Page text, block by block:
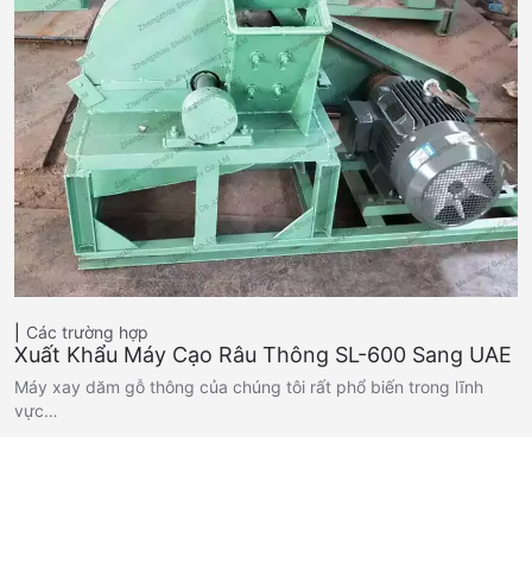
Các trường hợp
Xuất Khẩu Máy Cạo Râu Thông SL-600 Sang UAE
Máy xay dăm gỗ thông của chúng tôi rất phổ biến trong lĩnh
vực…